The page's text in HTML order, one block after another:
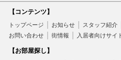
【コンテンツ】
トップページ お知らせ スタッフ紹介
お問い合わせ
街情報 入居者向けサイ
【お部屋探し】